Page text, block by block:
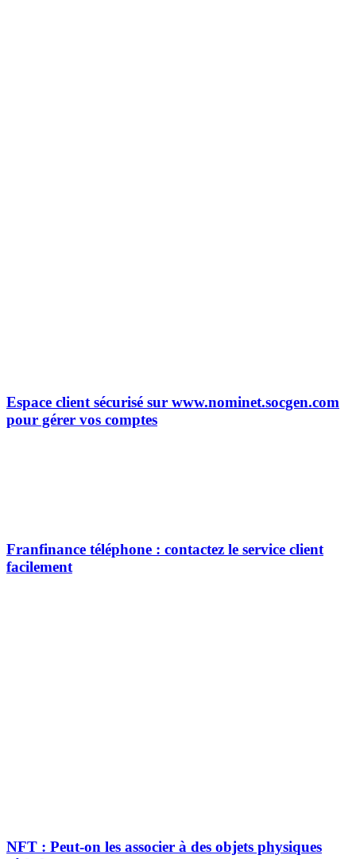
Espace client sécurisé sur www.nominet.socgen.com
pour gérer vos comptes
Franfinance téléphone : contactez le service client
facilement
NFT : Peut-on les associer à des objets physiques